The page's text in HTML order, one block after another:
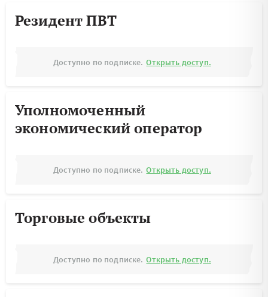
Резидент ПВТ
Доступно по подписке. Открыть доступ.
Уполномоченный
экономический оператор
Доступно по подписке. Открыть доступ.
Торговые объекты
Доступно по подписке. Открыть доступ.